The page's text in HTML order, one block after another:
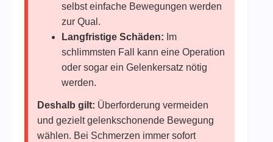
selbst einfache Bewegungen werden
zur Qual.
Langfristige Schäden: Im
schlimmsten Fall kann eine Operation
oder sogar ein Gelenkersatz nötig
werden.
Deshalb gilt: Überforderung vermeiden
und gezielt gelenkschonende Bewegung
wählen. Bei Schmerzen immer sofort